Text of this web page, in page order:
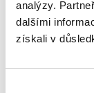
analýzy.
dalšími
získali v